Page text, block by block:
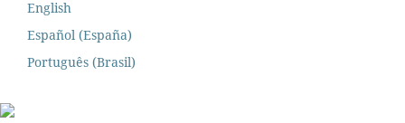
English
Español (España)
Português (Brasil)